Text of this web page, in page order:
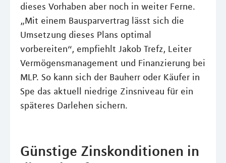
dieses Vorhaben aber noch in weiter Ferne.
„Mit einem Bausparvertrag lässt sich die
Umsetzung dieses Plans optimal
vorbereiten“, empfiehlt Jakob Trefz, Leiter
Vermögensmanagement und Finanzierung bei
MLP. So kann sich der Bauherr oder Käufer in
Spe das aktuell niedrige Zinsniveau für ein
späteres Darlehen sichern.
Günstige Zinskonditionen in